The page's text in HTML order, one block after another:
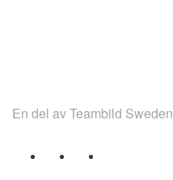
En del av Teambild Sweden